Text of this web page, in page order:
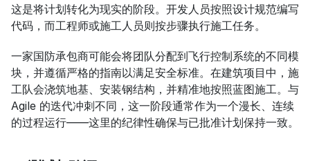
这是将计划转化为现实的阶段。开发人员按照设计规范编写
代码，而工程师或施工人员则按步骤执行施工任务。
一家国防承包商可能会将团队分配到飞行控制系统的不同模
块，并遵循严格的指南以满足安全标准。在建筑项目中，施
工队会浇筑地基、安装钢结构，并精准地按照蓝图施工。与
Agile 的迭代冲刺不同，这一阶段通常作为一个漫长、连续
的过程运行——这里的纪律性确保与已批准计划保持一致。